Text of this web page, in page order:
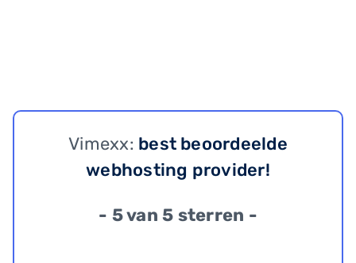
Vimexx: best beoordeelde
webhosting provider!
- 5 van 5 sterren -